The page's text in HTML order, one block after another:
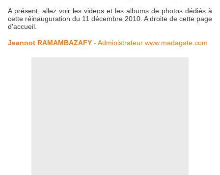
A présent, allez voir les videos et les albums de photos dédiés à
cette réinauguration du 11 décembre 2010. A droite de cette page
d'accueil.
Jeannot RAMAMBAZAFY - Administrateur www.madagate.com